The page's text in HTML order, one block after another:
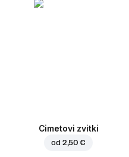
Cimetovi zvitki
od 2,50 €